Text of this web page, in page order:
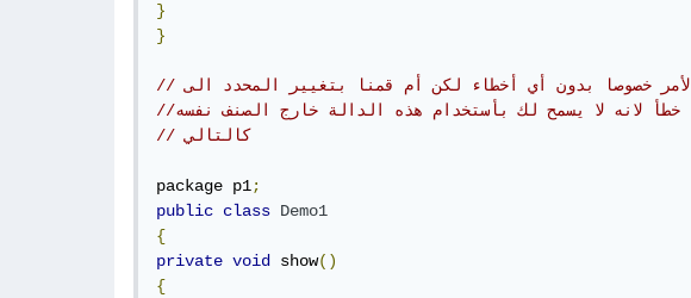
}
}
package p1;
public class Demo1
{
private void show()
{